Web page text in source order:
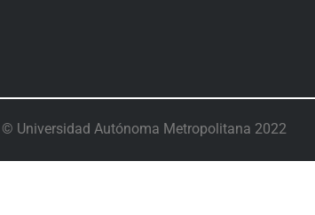
© Universidad Autónoma Metropolitana 2022